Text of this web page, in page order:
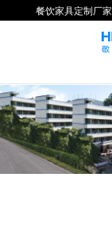
餐饮家具定制厂